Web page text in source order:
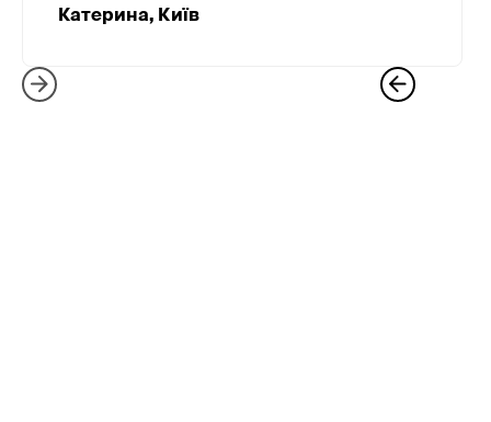
Катерина, Київ